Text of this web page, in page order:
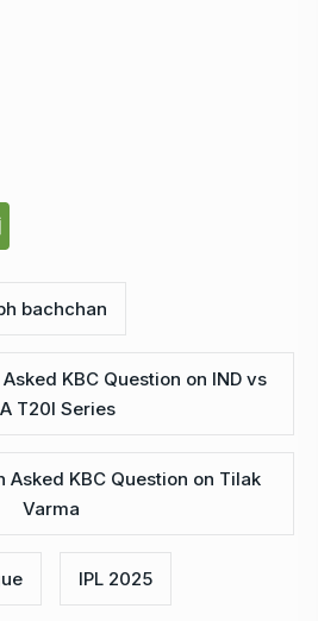
bachchan
KBC Question on IND vs
T20I Series
Asked KBC Question on Tilak
Varma
IPL 2025